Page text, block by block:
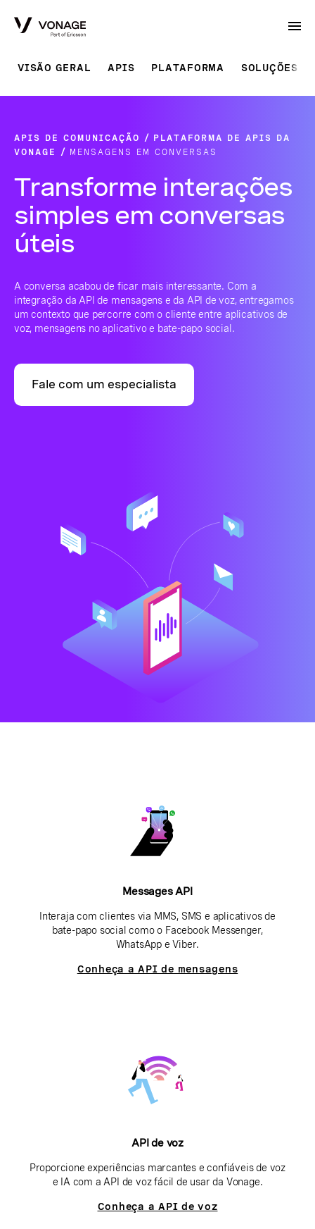
VISÃO GERAL APIS PLATAFORMA SOLUÇÕES
APIS DE COMUNICAÇÃO
PLATAFORMA DE APIS DA
VONAGE
MENSAGENS EM CONVERSAS
Transforme interações
simples em conversas
úteis
A conversa acabou de ficar mais interessante. Com a
integração da API de mensagens e da API de voz, entregamos
um contexto que percorre com o cliente entre aplicativos de
voz, mensagens no aplicativo e bate-papo social.
Fale com um especialista
Messages API
Interaja com clientes via MMS, SMS e aplicativos de
bate-papo social como o Facebook Messenger,
WhatsApp e Viber.
Conheça a API de mensagens
API de voz
Proporcione experiências marcantes e confiáveis de voz
e IA com a API de voz fácil de usar da Vonage.
Conheça a API de voz